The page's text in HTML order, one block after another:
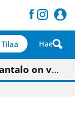
Tilaa Hae
painojäljen laatuna lehdessä
on valoisa
keskustavisiotyön”
kuin kaupungissa"